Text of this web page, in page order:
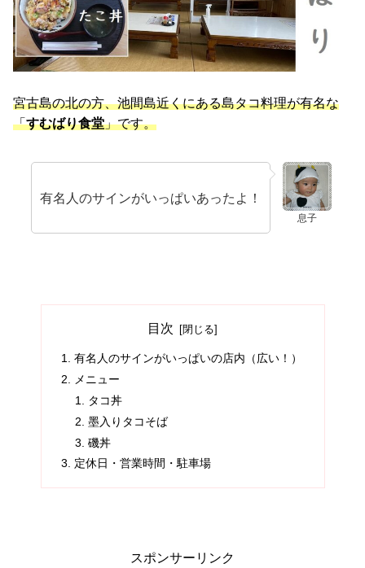
宮古島の北の方、池間島近くにある島タコ料理が有名な
「すむばり食堂」です。
息子
有名人のサインがいっぱいあったよ！
目次
有名人のサインがいっぱいの店内（広い！）
メニュー
タコ丼
墨入りタコそば
磯丼
定休日・営業時間・駐車場
スポンサーリンク